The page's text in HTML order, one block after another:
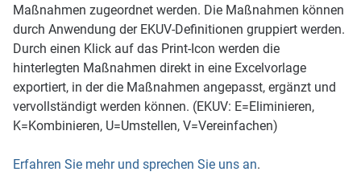
Maßnahmen zugeordnet werden. Die Maßnahmen können
durch Anwendung der EKUV-Definitionen gruppiert werden.
Durch einen Klick auf das Print-Icon werden die
hinterlegten Maßnahmen direkt in eine Excelvorlage
exportiert, in der die Maßnahmen angepasst, ergänzt und
vervollständigt werden können. (EKUV: E=Eliminieren,
K=Kombinieren, U=Umstellen, V=Vereinfachen)
Erfahren Sie mehr und sprechen Sie uns an.